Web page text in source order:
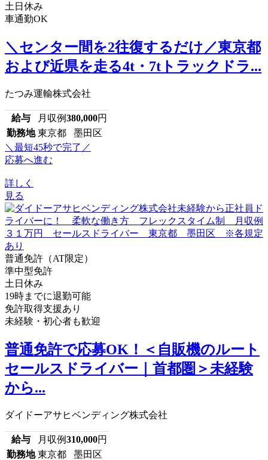
土日休み
車通勤OK
＼センター間を2往復するだけ／東京都
および近県を走る4t・7tトラックドラ...
たつみ運輸株式会社
給与 月収例380,000円
勤務地 東京都 墨田区
＼最短45秒で完了／
応募へ進む
詳しく
見る
普通免許（AT限定）
準中型免許
土日休み
19時までに退勤可能
免許取得支援あり
未経験・初心者も歓迎
普通免許で応募OK！＜自販機のルート
セールスドライバー｜首都圏＞未経験
から...
ダイドーアサヒベンディング株式会社
給与 月収例310,000円
勤務地 東京都 墨田区